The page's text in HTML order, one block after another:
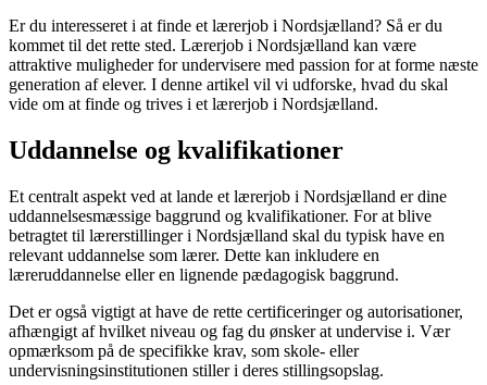
Er du interesseret i at finde et lærerjob i Nordsjælland? Så er du
kommet til det rette sted. Lærerjob i Nordsjælland kan være
attraktive muligheder for undervisere med passion for at forme næste
generation af elever. I denne artikel vil vi udforske, hvad du skal
vide om at finde og trives i et lærerjob i Nordsjælland.
Uddannelse og kvalifikationer
Et centralt aspekt ved at lande et lærerjob i Nordsjælland er dine
uddannelsesmæssige baggrund og kvalifikationer. For at blive
betragtet til lærerstillinger i Nordsjælland skal du typisk have en
relevant uddannelse som lærer. Dette kan inkludere en
læreruddannelse eller en lignende pædagogisk baggrund.
Det er også vigtigt at have de rette certificeringer og autorisationer,
afhængigt af hvilket niveau og fag du ønsker at undervise i. Vær
opmærksom på de specifikke krav, som skole- eller
undervisningsinstitutionen stiller i deres stillingsopslag.